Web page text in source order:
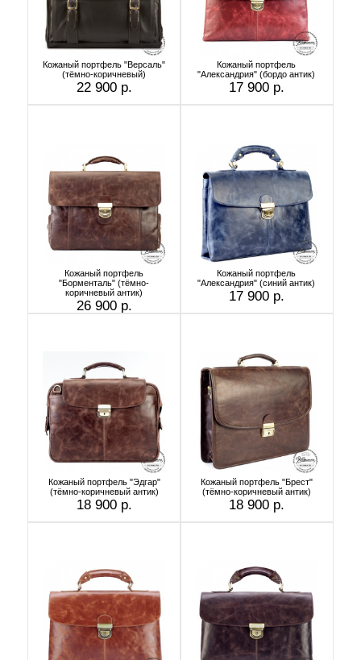
Кожаный портфель "Версаль"
(тёмно-коричневый)
22 900 р.
Кожаный портфель
"Александрия" (бордо антик)
17 900 р.
Кожаный портфель
"Борменталь" (тёмно-
коричневый антик)
26 900 р.
Кожаный портфель
"Александрия" (синий антик)
17 900 р.
Кожаный портфель "Эдгар"
(тёмно-коричневый антик)
18 900 р.
Кожаный портфель "Брест"
(тёмно-коричневый антик)
18 900 р.